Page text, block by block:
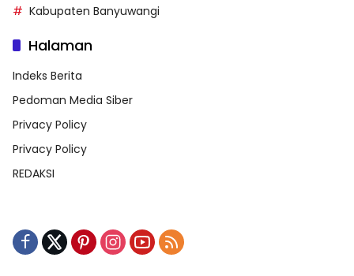
Kabupaten Banyuwangi
Halaman
Indeks Berita
Pedoman Media Siber
Privacy Policy
Privacy Policy
REDAKSI